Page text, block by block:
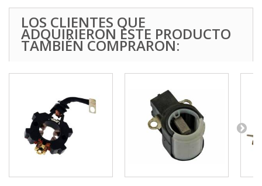
LOS CLIENTES QUE
ADQUIRIERON ESTE PRODUCTO
TAMBIÉN COMPRARON: